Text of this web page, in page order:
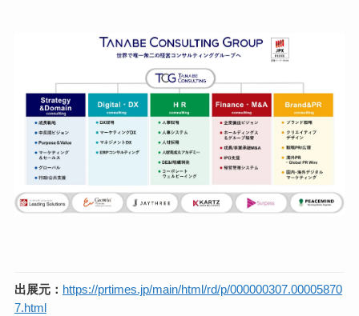
出展元： https://prtimes.jp/main/html/rd/p/000000307.00005870
7.html